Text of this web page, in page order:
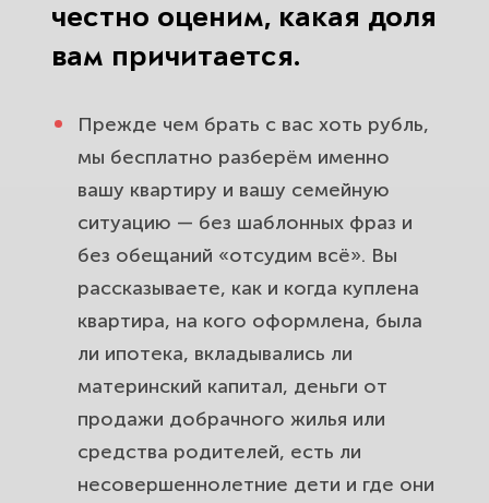
честно оценим, какая доля
вам причитается.
Прежде чем брать с вас хоть рубль,
мы бесплатно разберём именно
вашу квартиру и вашу семейную
ситуацию — без шаблонных фраз и
без обещаний «отсудим всё». Вы
рассказываете, как и когда куплена
квартира, на кого оформлена, была
ли ипотека, вкладывались ли
материнский капитал, деньги от
продажи добрачного жилья или
средства родителей, есть ли
несовершеннолетние дети и где они